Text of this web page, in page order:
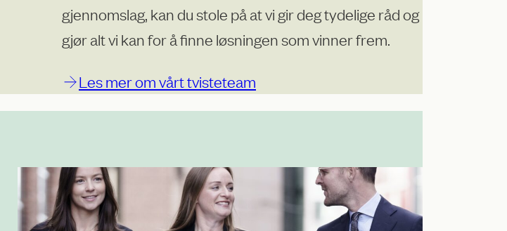
gjennomslag, kan du stole på at vi gir deg tydelige råd og
gjør alt vi kan for å finne løsningen som vinner frem.
Les mer om vårt tvisteteam